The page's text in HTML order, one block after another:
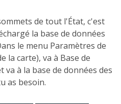
de tout l'État, c'est
la base de données
le menu Paramètres de
la carte), va à Base de
à la base de données des
as besoin.